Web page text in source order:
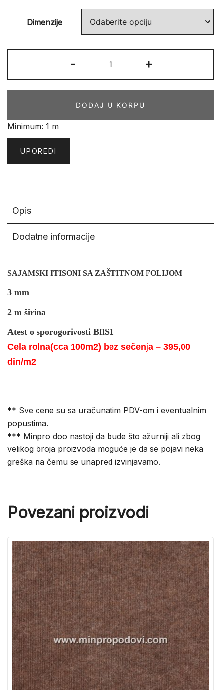
Dimenzije
-
ITISON
572
+
DODAJ U KORPU
Minimum: 1 m
UPOREDI
Opis
Dodatne informacije
SAJAMSKI ITISONI SA ZAŠTITNOM FOLIJOM
3 mm
2 m širina
Atest o sporogorivosti BflS1
Cela rolna(cca 100m2) bez sečenja – 395,00
din/m2
** Sve cene su sa uračunatim PDV-om i eventualnim
popustima.
*** Minpro doo nastoji da bude što ažurniji ali zbog
velikog broja proizvoda moguće je da se pojavi neka
greška na čemu se unapred izvinjavamo.
Povezani proizvodi